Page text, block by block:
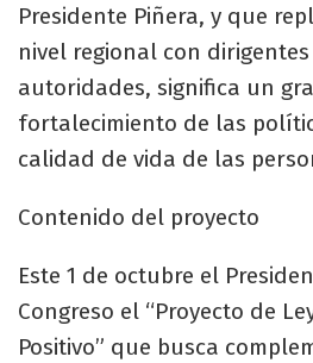
Presidente Piñera, y que
nivel regional con
autoridades, significa un
fortalecimiento de las
calidad de vida de las
Contenido del proyecto
Este 1 de octubre el
Congreso el “Proyecto de
Positivo” que busca